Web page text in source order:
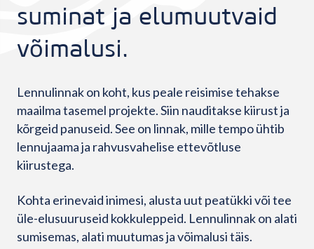
suminat ja elumuutvaid
võimalusi.
Lennulinnak on koht, kus peale reisimise tehakse
maailma tasemel projekte. Siin nauditakse kiirust ja
kõrgeid panuseid. See on linnak, mille tempo ühtib
lennujaama ja rahvusvahelise ettevõtluse
kiirustega.
Kohta erinevaid inimesi, alusta uut peatükki või tee
üle-elusuuruseid kokkuleppeid. Lennulinnak on alati
sumisemas, alati muutumas ja võimalusi täis.